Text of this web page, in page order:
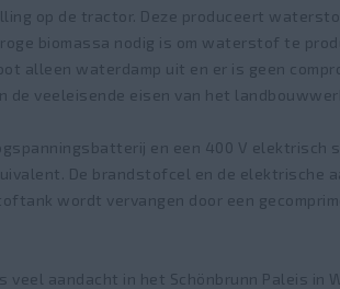
op de tractor. Deze produceert
biomassa nodig is om waterstof te
alleen waterdamp uit en er is geen
de veeleisende eisen van het
en een 400 V
De brandstofcel en de elektrische
wordt vervangen door een
veel aandacht in het Schönbrunn Paleis